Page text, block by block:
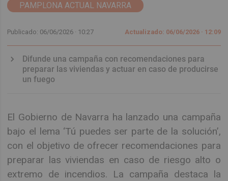
PAMPLONA ACTUAL NAVARRA
Publicado: 06/06/2026 · 10:27 Actualizado: 06/06/2026 · 12:09
Difunde una campaña con recomendaciones para
preparar las viviendas y actuar en caso de producirse
un fuego
El Gobierno de Navarra ha lanzado una campaña
bajo el lema ‘Tú puedes ser parte de la solución’,
con el objetivo de ofrecer recomendaciones para
preparar las viviendas en caso de riesgo alto o
extremo de incendios. La campaña destaca la